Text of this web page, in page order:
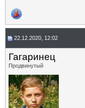
22.12.2020, 12:02
Гагаринец
Продвинутый